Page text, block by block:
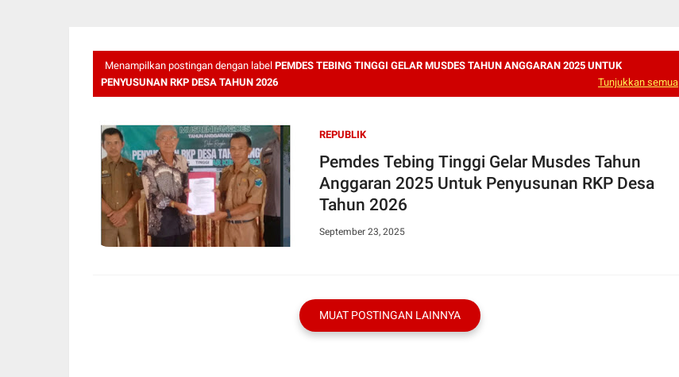
Menampilkan postingan dengan label PEMDES TEBING TINGGI GELAR MUSDES TAHUN ANGGARAN 2025 UNTUK
PENYUSUNAN RKP DESA TAHUN 2026
Tunjukkan semua
REPUBLIK
Pemdes Tebing Tinggi Gelar Musdes Tahun
Anggaran 2025 Untuk Penyusunan RKP Desa
Tahun 2026
September 23, 2025
MUAT POSTINGAN LAINNYA